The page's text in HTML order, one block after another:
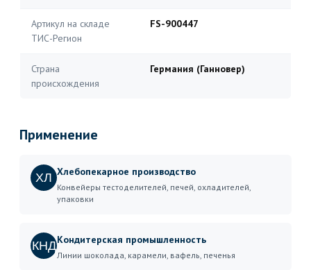
Артикул на складе
ТИС-Регион
FS-900447
Страна
происхождения
Германия (Ганновер)
Применение
ХЛ Хлебопекарное производство
Конвейеры тестоделителей, печей, охладителей,
упаковки
КНДКондитерская промышленность
Линии шоколада, карамели, вафель, печенья